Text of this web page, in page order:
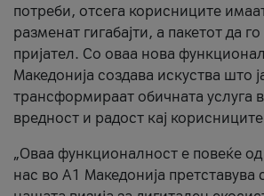
потреби, отсега корисниците
разменат гигабајти, а пакетот да
пријател. Со оваа нова
Македонија создава искуства што
трансформираат обичната услуга
вредност и радост кај
„Оваа функционалност е повеќе од
нас во А1 Македонија претставува